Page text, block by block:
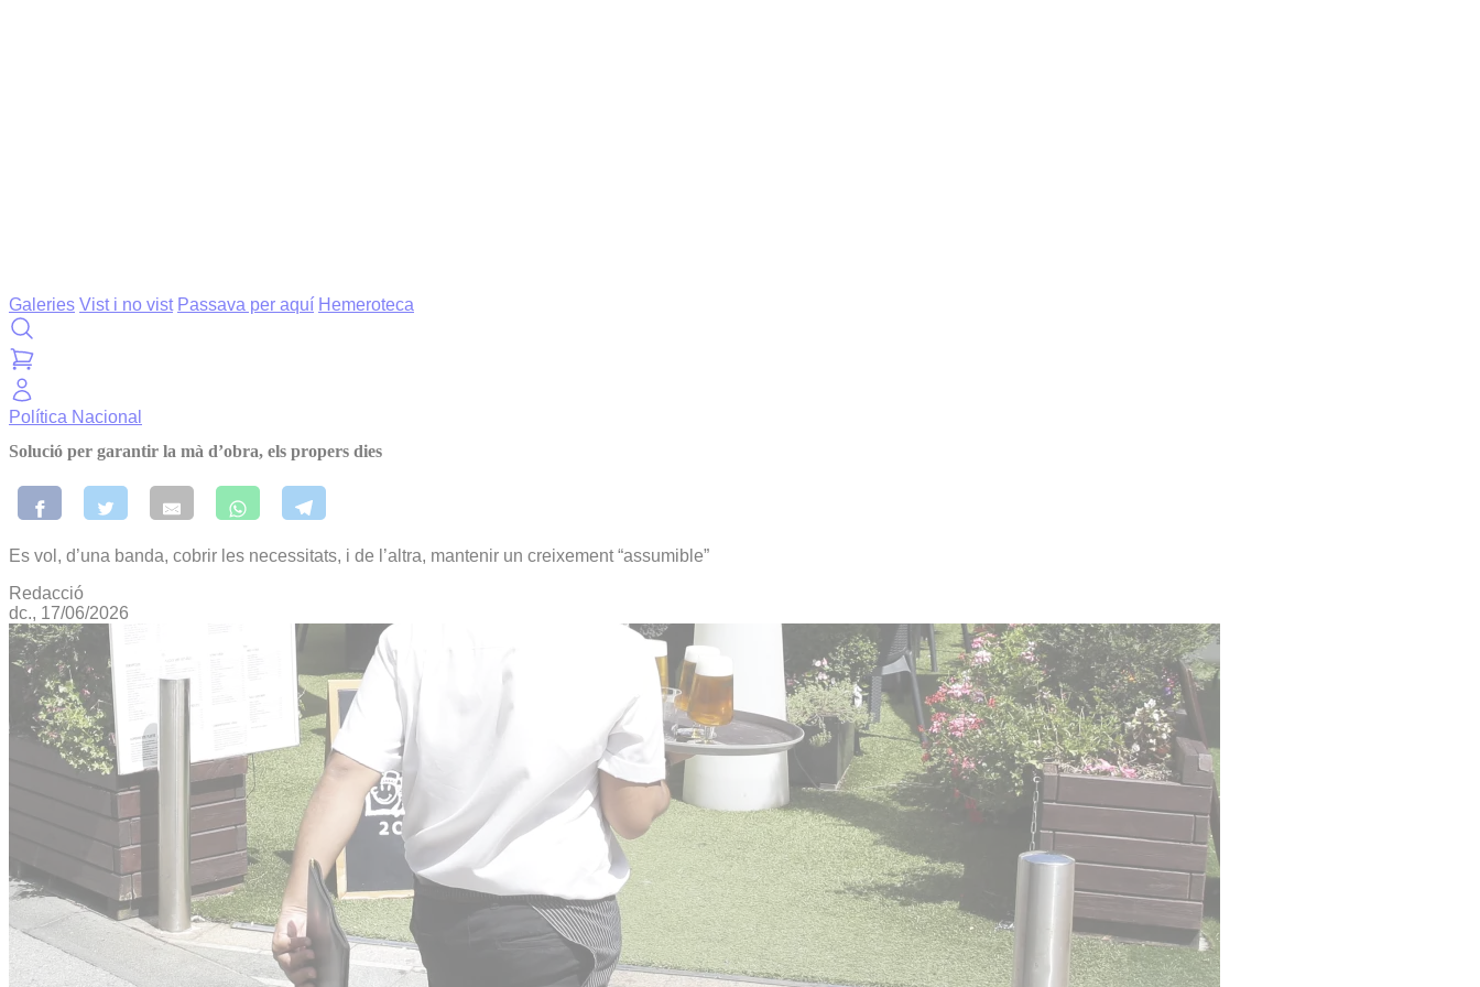
Galeries Vist i no vist Passava per aquí Hemeroteca
Política Nacional
Solució per garantir la mà d’obra, els propers dies
Es vol, d’una banda, cobrir les necessitats, i de l’altra, mantenir un creixement “assumible”
Redacció
dc., 17/06/2026